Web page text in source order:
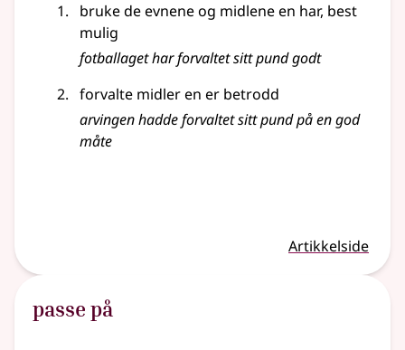
bruke de evnene og midlene en har, best
mulig
fotballaget har forvaltet sitt pund godt
forvalte midler en er betrodd
arvingen hadde forvaltet sitt pund på en god
måte
Artikkelside
passe på